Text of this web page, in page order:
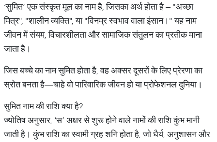
‘सुमित’ एक संस्कृत मूल का नाम है, जिसका अर्थ होता है – "अच्छा
मित्र", "शालीन व्यक्ति", या "विनम्र स्वभाव वाला इंसान।" यह नाम
जीवन में संयम, विचारशीलता और सामाजिक संतुलन का प्रतीक माना
जाता है।
जिस बच्चे का नाम सुमित होता है, वह अक्सर दूसरों के लिए प्रेरणा का
स्रोत बनता है—चाहे वो पारिवारिक जीवन हो या प्रोफेशनल दुनिया।
सुमित नाम की राशि क्या है?
ज्योतिष अनुसार, ‘स’ अक्षर से शुरू होने वाले नामों की राशि कुंभ मानी
जाती है। कुंभ राशि का स्वामी ग्रह शनि होता है, जो धैर्य, अनुशासन और